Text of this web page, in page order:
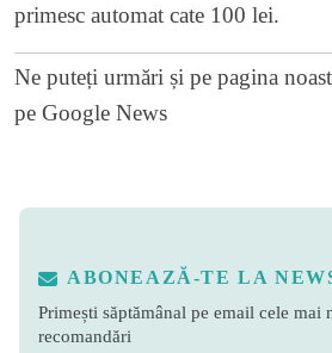
primesc automat cate 100 lei.
Ne puteți urmări și pe pagina
pe Google News
ABONEAZĂ-TE LA
Primești săptămânal pe email cele mai
recomandări